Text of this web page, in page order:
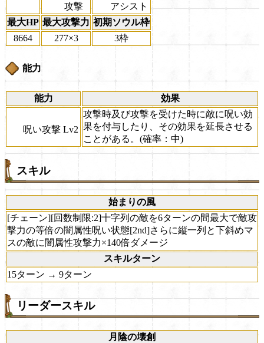
攻撃
アシスト
最大HP 最大攻撃力 初期ソウル枠
8664
277×3 3枠
能力
能力 効果
呪い攻撃 Lv2
攻撃時及び攻撃を受けた時に敵に呪い効
果を付与したり、その効果を延長させる
ことがある。(確率：中)
スキル
始まりの風
[チェーン][回数制限:2]十字列の敵を6ターンの間最大で敵攻
撃力の等倍の闇属性呪い状態[2nd]さらに縦一列と下斜めマ
スの敵に闇属性攻撃力×140倍ダメージ
スキルターン
15ターン → 9ターン
リーダースキル
月陰の壊創